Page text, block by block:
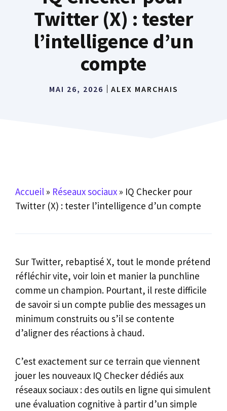
Twitter (X) : tester
l’intelligence d’un
compte
MAI 26, 2026 ALEX MARCHAIS
Accueil » Réseaux sociaux » IQ Checker pour
Twitter (X) : tester l’intelligence d’un compte
Sur Twitter, rebaptisé X, tout le monde prétend
réfléchir vite, voir loin et manier la punchline
comme un champion. Pourtant, il reste difficile
de savoir si un compte publie des messages un
minimum construits ou s’il se contente
d’aligner des réactions à chaud.
C’est exactement sur ce terrain que viennent
jouer les nouveaux IQ Checker dédiés aux
réseaux sociaux : des outils en ligne qui simulent
une évaluation cognitive à partir d’un simple